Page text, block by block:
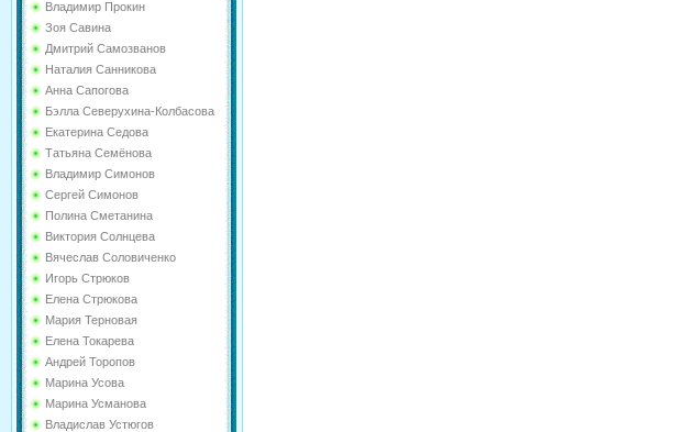
Владимир Прокин
Зоя Савина
Дмитрий Самозванов
Наталия Санникова
Анна Сапогова
Бэлла Северухина-Колбасова
Екатерина Седова
Татьяна Семёнова
Владимир Симонов
Сергей Симонов
Полина Сметанина
Виктория Солнцева
Вячеслав Соловиченко
Игорь Стрюков
Елена Стрюкова
Мария Терновая
Елена Токарева
Андрей Торопов
Марина Усова
Марина Усманова
Владислав Устюгов